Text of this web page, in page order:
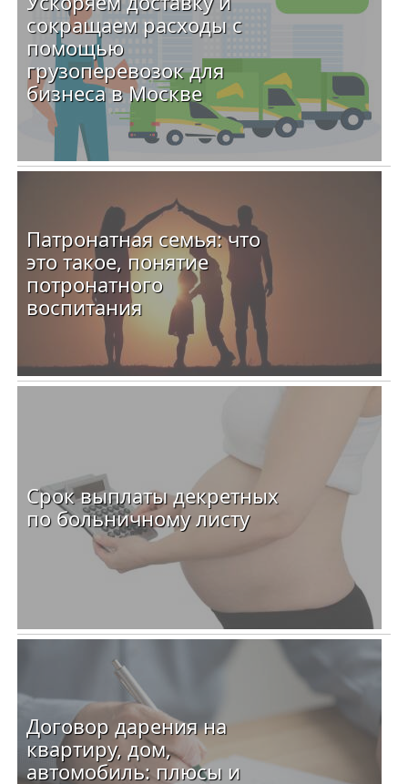
сокращаем расходы с
помощью
грузоперевозок для
бизнеса в Москве
Патронатная семья: что
это такое, понятие
потронатного
воспитания
Срок выплаты декретных
по больничному листу
Договор дарения на
квартиру, дом,
автомобиль: плюсы и